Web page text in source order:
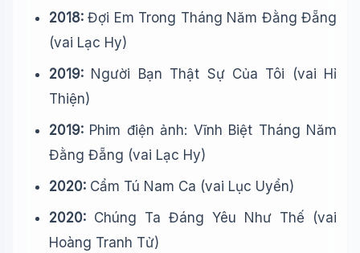
2018: Đợi Em Trong Tháng Năm Đằng Đẵng
(vai Lạc Hy)
2019: Người Bạn Thật Sự Của Tôi (vai Hỉ
Thiện)
2019: Phim điện ảnh: Vĩnh Biệt Tháng Năm
Đằng Đẵng (vai Lạc Hy)
2020: Cẩm Tú Nam Ca (vai Lục Uyển)
2020: Chúng Ta Đáng Yêu Như Thế (vai
Hoàng Tranh Tử)